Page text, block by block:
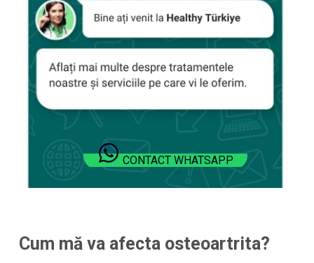
CONTACT WHATSAPP
Cum mă va afecta osteoartrita?